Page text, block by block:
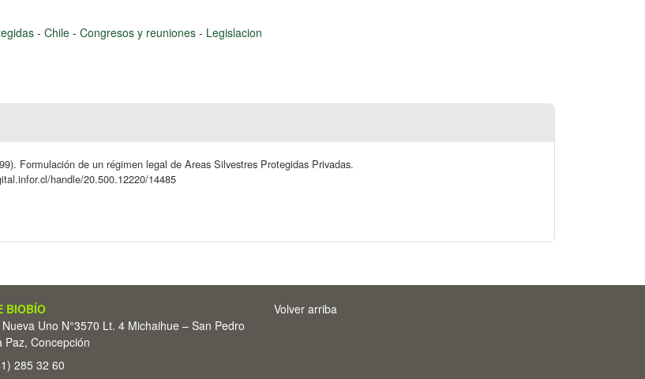
- Chile - Congresos y reuniones - Legislacion
Formulación de un régimen legal de Areas Silvestres Protegidas Privadas.
handle/20.500.12220/14485
BIOBÍO
Uno N°3570 Lt. 4 Michaihue – San Pedro
Paz, Concepción
285 32 60
Volver arriba